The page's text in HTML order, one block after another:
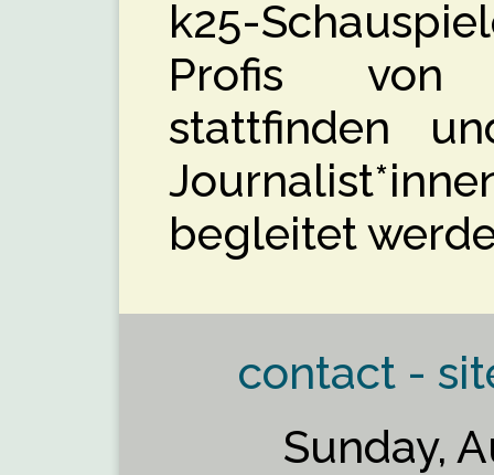
k25-
Profis von
stattfinden
begleitet
contact -
Sunday,